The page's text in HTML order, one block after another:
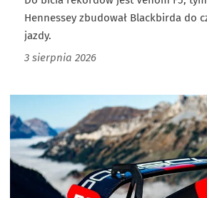
Hennessey zbudował Blackbirda do
jazdy.
3 sierpnia 2026